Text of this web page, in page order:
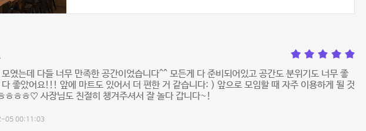
였는데 다들 너무 만족한 공간이었습니다^^ 모든게 다 준비되어있고 공간도 분위기도 너무 좋
좋았어요!!! 앞에 마트도 있어서 더 편한 거 같습니다: ) 앞으로 모임할 때 자주 이용하게 될 것
ㅎㅎㅎ♡ 사장님도 친절히 챙겨주셔서 잘 놀다 갑니다~!
05 00:11:03